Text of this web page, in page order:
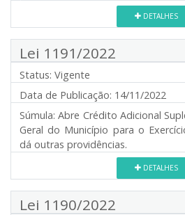
DETALHES
Lei 1191/2022
Status: Vigente
Data de Publicação: 14/11/2022
Súmula: Abre Crédito Adicional
Geral do Município para o
dá outras providências.
DETALHES
Lei 1190/2022